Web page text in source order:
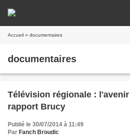
Accueil » documentaires
documentaires
Télévision régionale :
rapport Brucy
Publié le 30/07/2014 à 11:49
Par Fanch Broudic